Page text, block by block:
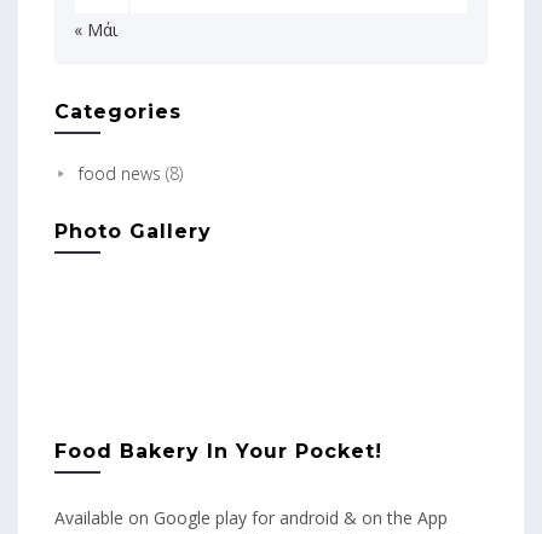
« Μάι
Categories
food news (8)
Photo Gallery
Food Bakery In Your Pocket!
Available on Google play for android & on the App